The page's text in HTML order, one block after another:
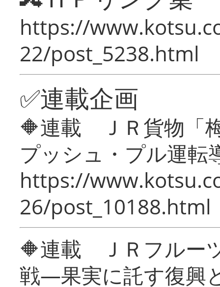
https://
22/post_5238.html
✅連載企画
🔶連載 ＪＲ貨物「
プッシュ・プル運転
https://
26/post_10188.html
🔶連載 ＪＲフルー
戦―果実に託す復興